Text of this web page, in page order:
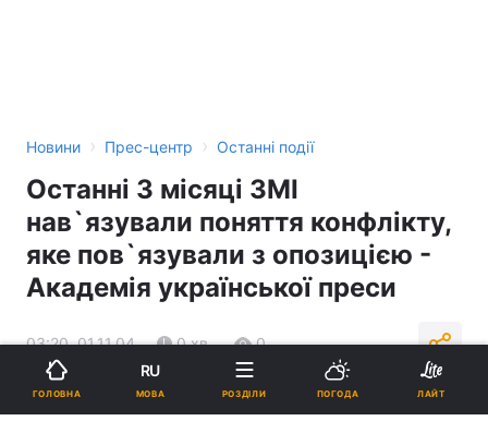
Новини › Прес-центр › Останні події
Останні 3 місяці ЗМІ
нав`язували поняття конфлікту,
яке пов`язували з опозицією -
Академія української преси
03:20, 01.11.04 0 хв. 0
Підпишіться на нас в Google
ГОЛОВНА
RU
МОВА РОЗДІЛИ ПОГОДА ЛАЙТ